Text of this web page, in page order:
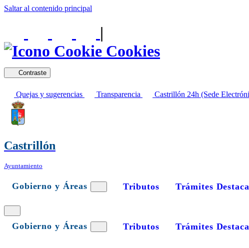
Saltar al contenido principal
|
Cookies
Contraste
Quejas y sugerencias Transparencia Castrillón 24h (Sede
Castrillón
Ayuntamiento
Gobierno y Áreas Tributos Trámites
Gobierno y Áreas Tributos Trámites